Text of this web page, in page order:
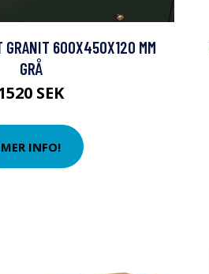
GRANIT 600X450X120 MM
GRÅ
SEK
MER INFO!